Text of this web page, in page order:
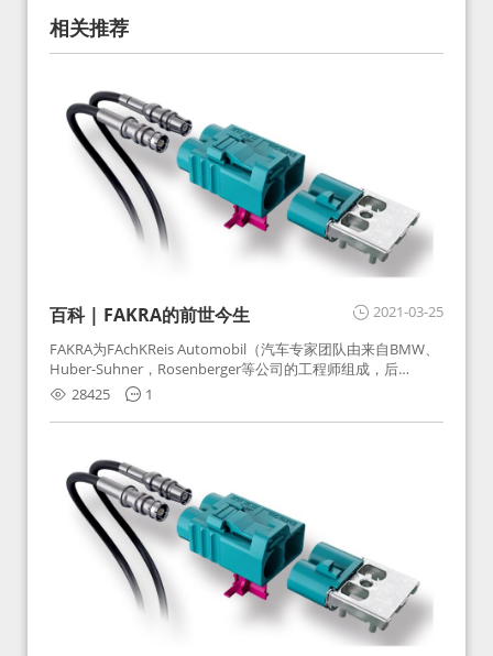
相关推荐
2021-03-25
百科 | FAKRA的前世今生
FAKRA为FAchKReis Automobil（汽车专家团队由来自BMW、
Huber-Suhner，Rosenberger等公司的工程师组成，后
Huber-Suhner相关连接器业务及技术在2010年并入
Rosenberger）缩写。起初为BMW需求用于车载收音机天线连
接，如今FAKRA已成为汽车行业通用标准的射频连接器，被业
28425 1